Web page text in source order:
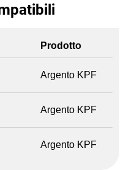
Prodotto
Argento KPF
Argento KPF
Argento KPF